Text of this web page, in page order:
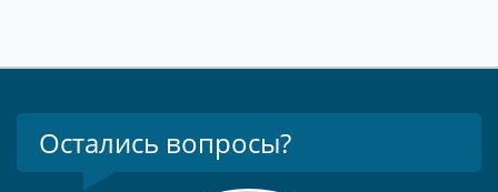
Остались вопросы?